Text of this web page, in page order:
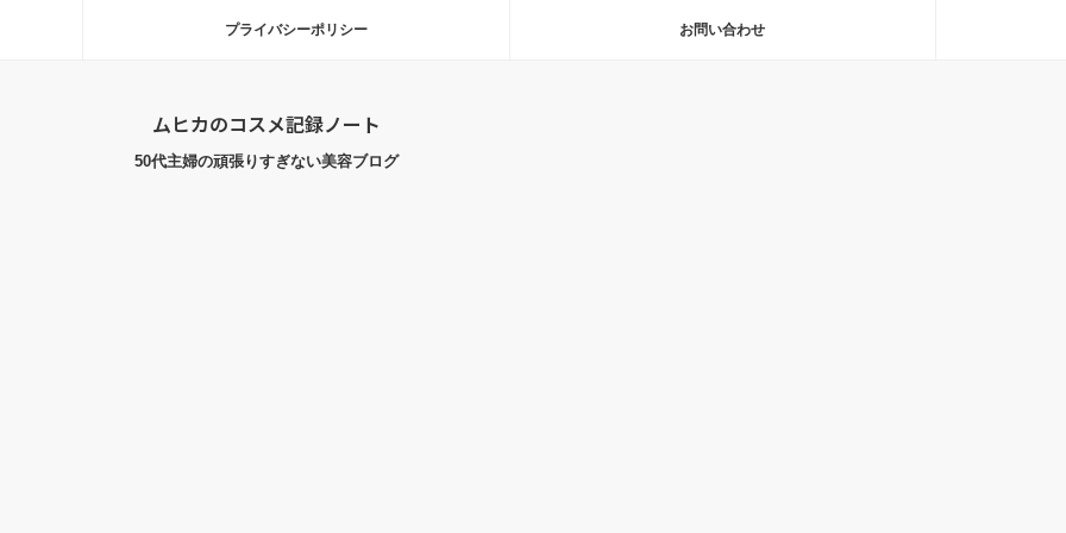
プライバシーポリシー お問い合わせ
ムヒカのコスメ記録ノート
50代主婦の頑張りすぎない美容ブログ